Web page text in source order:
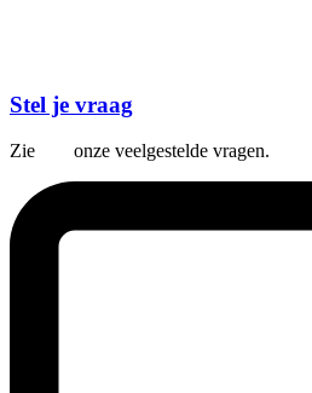
Stel je vraag
Zie onze veelgestelde vragen.